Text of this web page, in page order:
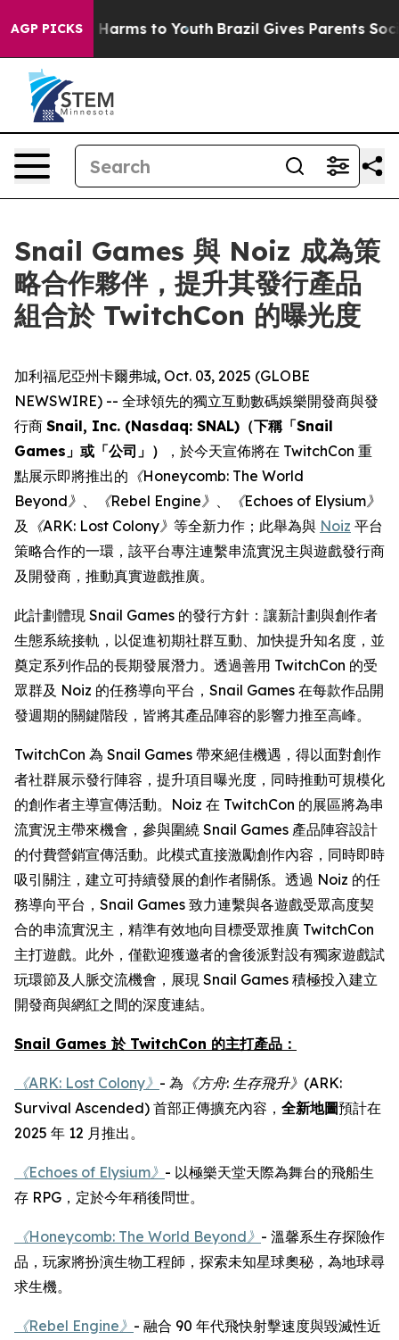
AGP PICKS
Abate Harms to Youth Brazil Gives Parents Social
Snail Games 與 Noiz 成為策
略合作夥伴，提升其發行產品
組合於 TwitchCon 的曝光度
加利福尼亞州卡爾弗城, Oct. 03, 2025 (GLOBE
NEWSWIRE) -- 全球領先的獨立互動數碼娛樂開發商與發
行商 Snail, Inc. (Nasdaq: SNAL)（下稱「Snail
Games」或「公司」）
，於今天宣佈將在 TwitchCon 重
點展示即將推出的 《Honeycomb: The World
Beyond》 、 《Rebel Engine》 、
《Echoes of Elysium》
及
《ARK: Lost Colony》 等全新力作；此舉為與 Noiz 平台
策略合作的一環，該平台專注連繫串流實況主與遊戲發行商
及開發商，推動真實遊戲推廣。
此計劃體現 Snail Games 的發行方針：讓新計劃與創作者
生態系統接軌，以促進初期社群互動、加快提升知名度，並
奠定系列作品的長期發展潛力。透過善用 TwitchCon 的受
眾群及 Noiz 的任務導向平台，Snail Games 在每款作品開
發週期的關鍵階段，皆將其產品陣容的影響力推至高峰。
TwitchCon 為 Snail Games 帶來絕佳機遇，得以面對創作
者社群展示發行陣容，提升項目曝光度，同時推動可規模化
的創作者主導宣傳活動。Noiz 在 TwitchCon 的展區將為串
流實況主帶來機會，參與圍繞 Snail Games 產品陣容設計
的付費營銷宣傳活動。此模式直接激勵創作內容，同時即時
吸引關注，建立可持續發展的創作者關係。透過 Noiz 的任
務導向平台，Snail Games 致力連繫與各遊戲受眾高度契
合的串流實況主，精準有效地向目標受眾推廣 TwitchCon
主打遊戲。此外，僅歡迎獲邀者的會後派對設有獨家遊戲試
玩環節及人脈交流機會，展現 Snail Games 積極投入建立
開發商與網紅之間的深度連結。
Snail Games 於 TwitchCon 的主打產品：
《ARK: Lost Colony》 - 為 《方舟: 生存飛升》 (ARK:
Survival Ascended) 首部正傳擴充內容， 全新地圖預計在
2025 年 12 月推出。
《Echoes of Elysium》 - 以極樂天堂天際為舞台的飛船生
存 RPG，定於今年稍後問世。
《Honeycomb: The World Beyond》 - 溫馨系生存探險作
品，玩家將扮演生物工程師，探索未知星球奧秘，為地球尋
求生機。
《Rebel Engine》 - 融合 90 年代飛快射擊速度與毀滅性近